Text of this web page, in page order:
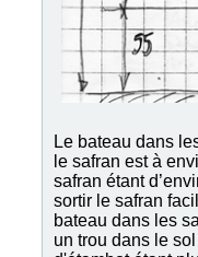
Le bateau dans
le safran est à
safran étant
sortir le safran
bateau dans les
un trou dans le